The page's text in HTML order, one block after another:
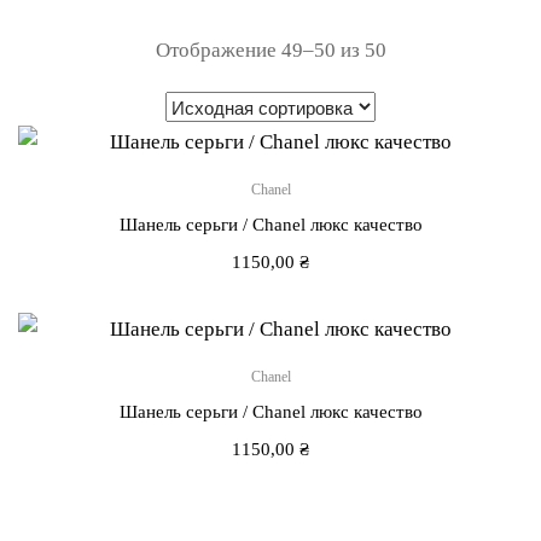
Отображение 49–50 из 50
Chanel
Шанель серьги / Chanel люкс качество
1150,00 ₴
Chanel
Шанель серьги / Chanel люкс качество
1150,00 ₴